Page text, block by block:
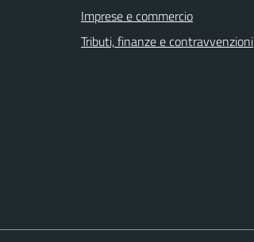
Imprese e commercio
Tributi, finanze e contravvenzioni